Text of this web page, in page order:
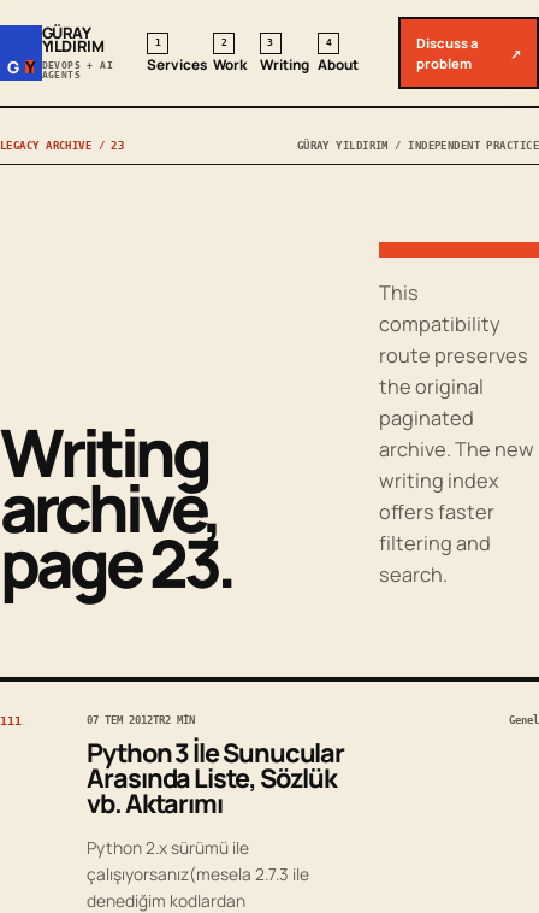
G Y
GÜRAY
YILDIRIM
DEVOPS + AI
AGENTS
1
Services
2
Work
3
Writing
4
About
Discuss a
problem
↗
LEGACY ARCHIVE / 23 GÜRAY YILDIRIM / INDEPENDENT PRACTICE
Writing
archive,
page 23.
This
compatibility
route preserves
the original
paginated
archive. The new
writing index
offers faster
filtering and
search.
111 07 TEM 2012TR2 MIN
Python 3 İle Sunucular
Arasında Liste, Sözlük
vb. Aktarımı
Python 2.x sürümü ile
çalışıyorsanız(mesela 2.7.3 ile
denediğim kodlardan
Genel